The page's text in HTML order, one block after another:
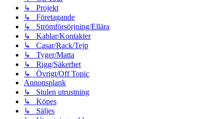
↳ Projekt
↳ Företagande
↳ Strömförsörjning/Ellära
↳ Kablar/Kontakter
↳ Casar/Rack/Tejp
↳ Tyger/Matta
↳ Rigg/Säkerhet
↳ Övrigt/Off Topic
Annonsplank
↳ Stulen utrustning
↳ Köpes
↳ Säljes